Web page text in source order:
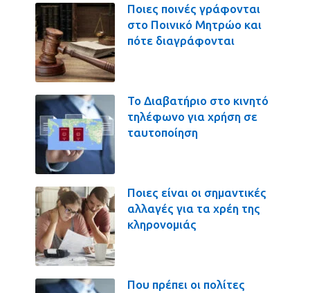
Ποιες ποινές γράφονται
στο Ποινικό Μητρώο και
πότε διαγράφονται
Το Διαβατήριο στο κινητό
τηλέφωνο για χρήση σε
ταυτοποίηση
Ποιες είναι οι σημαντικές
αλλαγές για τα χρέη της
κληρονομιάς
Που πρέπει οι πολίτες